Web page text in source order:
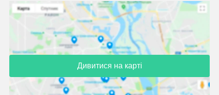
Дивитися на карті